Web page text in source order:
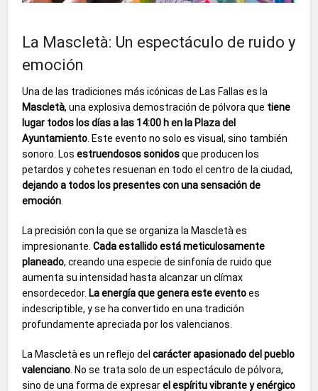
La Mascletà: Un espectáculo de ruido y
emoción
Una de las tradiciones más icónicas de Las Fallas es la
Mascletà, una explosiva demostración de pólvora que tiene
lugar todos los días a las 14:00 h en la Plaza del
Ayuntamiento . Este evento no solo es visual, sino también
sonoro. Losestruendosos sonidosque producen los
petardos y cohetes resuenan en todo el centro de la ciudad,
dejando a todos los presentes con una sensación de
emoción
La precisión con la que se organiza la Mascletà es
impresionante.Cada estallido está meticulosamente
planeado, creando una especie de sinfonía de ruido que
aumenta su intensidad hasta alcanzar un clímax
ensordecedor. La energía que genera este eventoes
indescriptible, y se ha convertido en una tradición
profundamente apreciada por los valencianos.
La Mascletà es un reflejo delcarácter apasionado del pueblo
valenciano . No se trata solo de un espectáculo de pólvora,
sino de una forma de expresarel espíritu vibrante y enérgico